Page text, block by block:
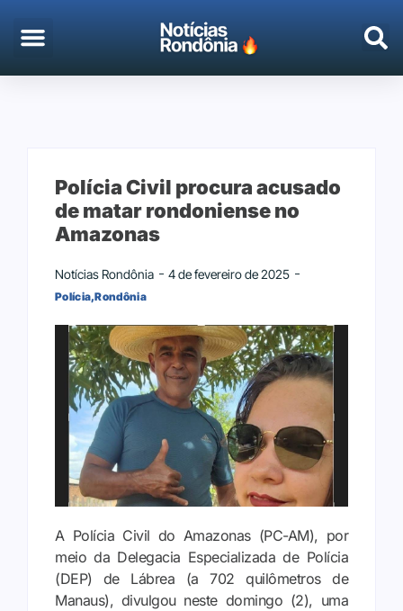
Polícia Civil procura acusado
de matar rondoniense no
Amazonas
Notícias Rondônia 4 de fevereiro de 2025
Polícia,Rondônia
A Polícia Civil do Amazonas (PC-AM), por
meio da Delegacia Especializada de Polícia
(DEP) de Lábrea (a 702 quilômetros de
Manaus), divulgou neste domingo (2), uma